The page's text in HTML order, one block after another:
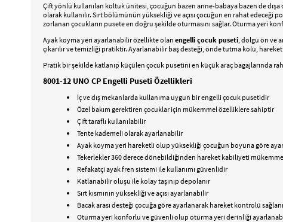
Çift yönlü kullanılan koltuk ünitesi, çocuğun bazen anne-babaya bazen de
olarak kullanılır. Sırt bölümünün yüksekliği ve açısı çocuğun en rahat
zorlanan çocukların pusete en doğru şekilde oturmasını sağlar. Oturma yeri
Ayak koyma yeri ayarlanabilir özellikte olan engelli çocuk puseti , dolgu ön ve
çıkarılır ve temizliği pratiktir. Ayarlanabilir baş desteği, önde tutma kolu,
Pratik bir şekilde katlanıp küçülen çocuk pusetini en küçük araç bagajlarında
8001-12 UNO CP Engelli Puseti Özellikleri
İç ve dış mekanlarda kullanıma uygun bir engelli çocuk pusetidir
Özel bakım gerektiren çocuklar için mükemmel özelliklere sahiptir
Çift taraflı kullanılabilir
Tente kademeli olarak ayarlanabilir
Ayak koyma yeri hareketli olup yüksekliği çocuğun boyuna göre
Tekerlekler 360 derece dönebildiğinden hareket kabiliyeti
Refakatçi ayak fren sistemi ile kullanımı güvenlidir
Katlanabilir oluşu ile kolay taşınıp depolanır
Sırt kısmının yüksekliği ve açısı ayarlanabilir
Bacak arası desteği çocuğa göre ayarlanarak hareket kontrolü
Oturma yeri konforlu ve güvenli olup oturma yeri derinliği